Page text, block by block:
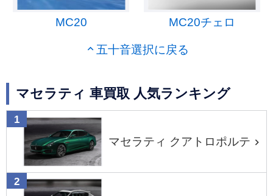
MC20 MC20チェロ
五十音選択に戻る
マセラティ 車買取 人気ランキング
マセラティ クアトロポルテ